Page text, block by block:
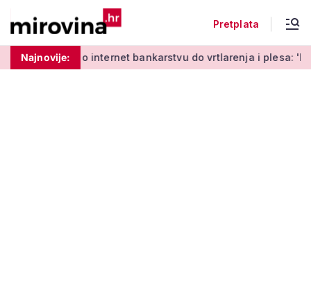
Pretplata
Najnovije:
Od učenja o internet bankarstvu do vrtlarenja i plesa: 'Da